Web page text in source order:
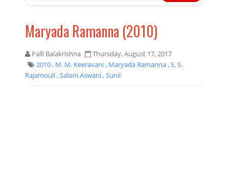
Maryada Ramanna (2010)
Palli Balakrishna
Thursday, August 17, 2017
2010, M. M. Keeravani, Maryada Ramanna,S. S.
Rajamouli,Saloni Aswani,Sunil